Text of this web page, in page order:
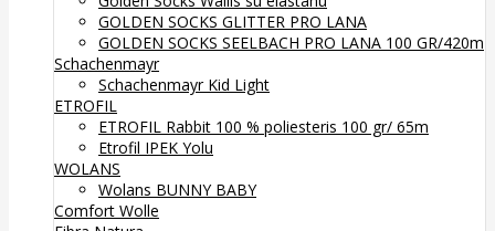
GOLDEN SOCKS GLITTER PRO LANA
GOLDEN SOCKS SEELBACH PRO LANA 100 GR/420m
Schachenmayr
Schachenmayr Kid Light
ETROFIL
ETROFIL Rabbit 100 % poliesteris 100 gr/ 65m
Etrofil IPEK Yolu
WOLANS
Wolans BUNNY BABY
Comfort Wolle